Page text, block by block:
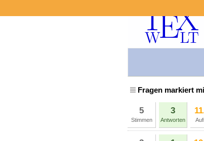
Fragen markiert
5
Stimmen
3
Antworten